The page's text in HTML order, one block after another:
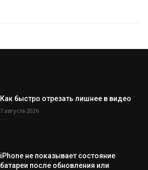
Как быстро отрезать лишнее в видео
7 августа 2026
iPhone не показывает состояние
батареи после обновления или